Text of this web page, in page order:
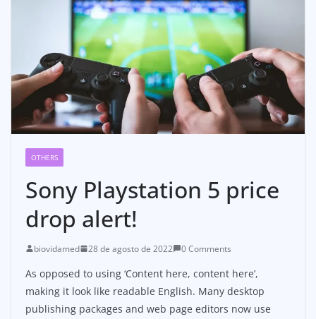
OTHERS
Sony Playstation 5 price
drop alert!
biovidamed 28 de agosto de 2022 0 Comments
As opposed to using ‘Content here, content here’,
making it look like readable English. Many desktop
publishing packages and web page editors now use